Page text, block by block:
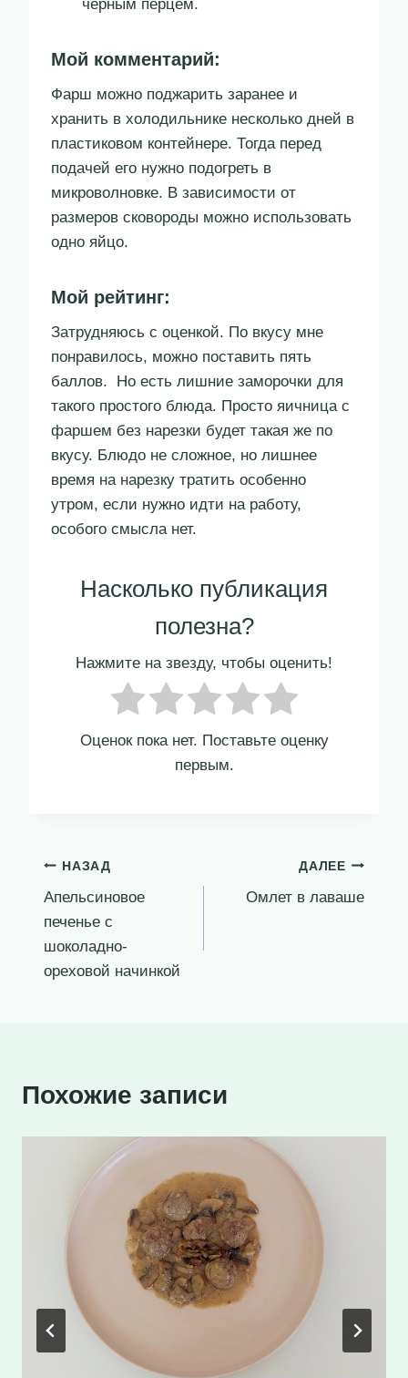
черным перцем.
Мой комментарий:
Фарш можно поджарить заранее и
хранить в холодильнике несколько дней в
пластиковом контейнере. Тогда перед
подачей его нужно подогреть в
микроволновке. В зависимости от
размеров сковороды можно использовать
одно яйцо.
Мой рейтинг:
Затрудняюсь с оценкой. По вкусу мне
понравилось, можно поставить пять
баллов. Но есть лишние заморочки для
такого простого блюда. Просто яичница с
фаршем без нарезки будет такая же по
вкусу. Блюдо не сложное, но лишнее
время на нарезку тратить особенно
утром, если нужно идти на работу,
особого смысла нет.
Насколько публикация
полезна?
Нажмите на звезду, чтобы оценить!
Оценок пока нет. Поставьте оценку
первым.
Навигация
по
записям
НАЗАД
Апельсиновое
печенье с
шоколадно-
ореховой начинкой
ДАЛЕЕ
Омлет в лаваше
Похожие записи